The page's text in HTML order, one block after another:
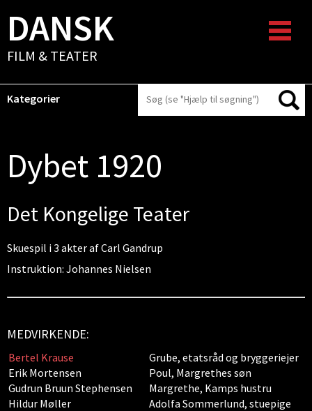
DANSK
FILM & TEATER
Kategorier
Dybet 1920
Det Kongelige Teater
Skuespil i 3 akter af Carl Gandrup
Instruktion: Johannes Nielsen
MEDVIRKENDE:
Bertel Krause
Grube, etatsråd og bryggeriejer
Erik Mortensen
Poul, Margrethes søn
Gudrun Bruun Stephensen
Margrethe, Kamps hustru
Hildur Møller
Adolfa Sommerlund, stuepige